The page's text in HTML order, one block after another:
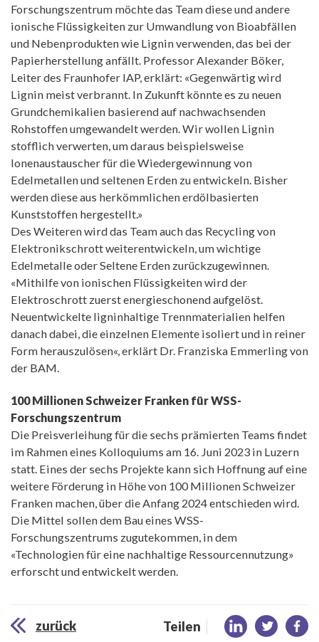
Forschungszentrum möchte das Team diese und andere
ionische Flüssigkeiten zur Umwandlung von Bioabfällen
und Nebenprodukten wie Lignin verwenden, das bei der
Papierherstellung anfällt. Professor Alexander Böker,
Leiter des Fraunhofer IAP, erklärt: «Gegenwärtig wird
Lignin meist verbrannt. In Zukunft könnte es zu neuen
Grundchemikalien basierend auf nachwachsenden
Rohstoffen umgewandelt werden. Wir wollen Lignin
stofflich verwerten, um daraus beispielsweise
Ionenaustauscher für die Wiedergewinnung von
Edelmetallen und seltenen Erden zu entwickeln. Bisher
werden diese aus herkömmlichen erdölbasierten
Kunststoffen hergestellt.»
Des Weiteren wird das Team auch das Recycling von
Elektronikschrott weiterentwickeln, um wichtige
Edelmetalle oder Seltene Erden zurückzugewinnen.
«Mithilfe von ionischen Flüssigkeiten wird der
Elektroschrott zuerst energieschonend aufgelöst.
Neuentwickelte ligninhaltige Trennmaterialien helfen
danach dabei, die einzelnen Elemente isoliert und in reiner
Form herauszulösen«, erklärt Dr. Franziska Emmerling von
der BAM.
100 Millionen Schweizer Franken für WSS-
Forschungszentrum
Die Preisverleihung für die sechs prämierten Teams findet
im Rahmen eines Kolloquiums am 16. Juni 2023 in Luzern
statt. Eines der sechs Projekte kann sich Hoffnung auf eine
weitere Förderung in Höhe von 100 Millionen Schweizer
Franken machen, über die Anfang 2024 entschieden wird.
Die Mittel sollen dem Bau eines WSS-
Forschungszentrums zugutekommen, in dem
«Technologien für eine nachhaltige Ressourcennutzung»
erforscht und entwickelt werden.
zurück Teilen